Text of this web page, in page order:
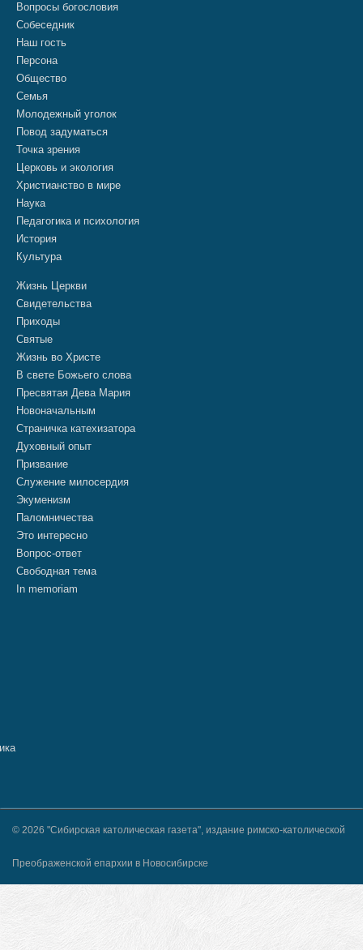
Вопросы богословия
Собеседник
Наш гость
Персона
Общество
Семья
Молодежный уголок
Повод задуматься
Точка зрения
Церковь и экология
Христианство в мире
Наука
Педагогика и психология
История
Культура
Жизнь Церкви
Свидетельства
Приходы
Святые
Жизнь во Христе
В свете Божьего слова
Пресвятая Дева Мария
Новоначальным
Страничка катехизатора
Духовный опыт
Призвание
Служение милосердия
Экуменизм
Паломничества
Это интересно
Вопрос-ответ
Свободная тема
In memoriam
© 2026 "Сибирская католическая газета", издание римско-католической
Преображенской епархии в Новосибирске